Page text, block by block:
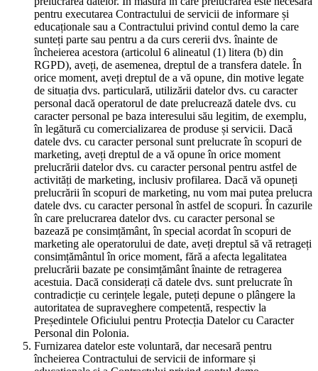
pentru executarea Contractului de servicii de informare și
educaționale sau a Contractului privind contul demo la care
sunteți parte sau pentru a da curs cererii dvs. înainte de
încheierea acestora (articolul 6 alineatul (1) litera (b) din
RGPD), aveți, de asemenea, dreptul de a transfera datele. În
orice moment, aveți dreptul de a vă opune, din motive legate
de situația dvs. particulară, utilizării datelor dvs. cu caracter
personal dacă operatorul de date prelucrează datele dvs. cu
caracter personal pe baza interesului său legitim, de exemplu,
în legătură cu comercializarea de produse și servicii. Dacă
datele dvs. cu caracter personal sunt prelucrate în scopuri de
marketing, aveți dreptul de a vă opune în orice moment
prelucrării datelor dvs. cu caracter personal pentru astfel de
activități de marketing, inclusiv profilarea. Dacă vă opuneți
prelucrării în scopuri de marketing, nu vom mai putea prelucra
datele dvs. cu caracter personal în astfel de scopuri. În cazurile
în care prelucrarea datelor dvs. cu caracter personal se
bazează pe consimțământ, în special acordat în scopuri de
marketing ale operatorului de date, aveți dreptul să vă retrageți
consimțământul în orice moment, fără a afecta legalitatea
prelucrării bazate pe consimțământ înainte de retragerea
acestuia. Dacă considerați că datele dvs. sunt prelucrate în
contradicție cu cerințele legale, puteți depune o plângere la
autoritatea de supraveghere competentă, respectiv la
Președintele Oficiului pentru Protecția Datelor cu Caracter
Personal din Polonia.
Furnizarea datelor este voluntară, dar necesară pentru
încheierea Contractului de servicii de informare și